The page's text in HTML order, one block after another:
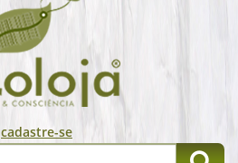
cadastre-se